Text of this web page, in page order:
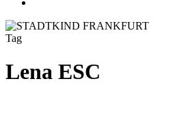
Tag
Lena ESC